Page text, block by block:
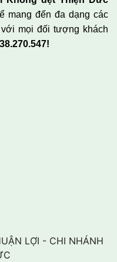
mang đến đa dạng các
mọi đối tượng khách
LỢI - CHI NHÁNH